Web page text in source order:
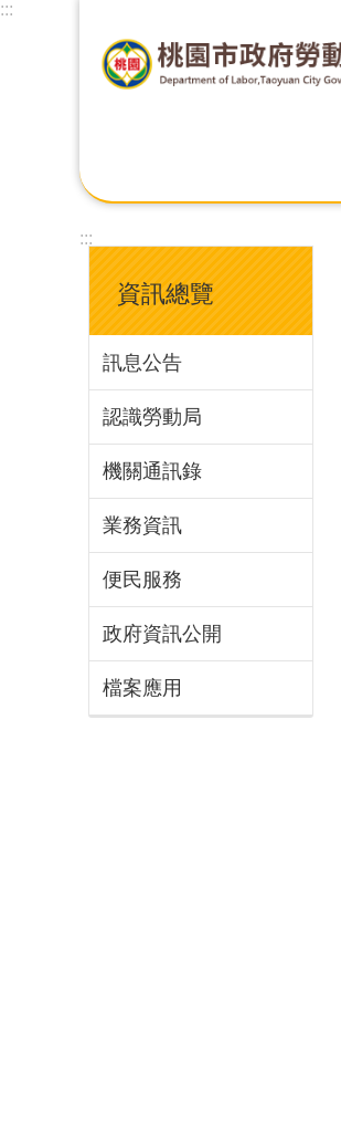
:::
:::
資訊總覽
訊息公告
認識勞動局
機關通訊錄
業務資訊
便民服務
政府資訊公開
檔案應用